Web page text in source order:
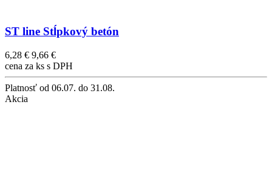
ST line Stĺpkový betón
6,28 € 9,66 €
cena za ks s DPH
Platnosť od 06.07. do 31.08.
Akcia